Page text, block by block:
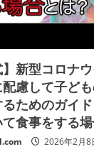
】新型コロナ
慮して子ど
ためのガイ
食事をする
2026年2月8